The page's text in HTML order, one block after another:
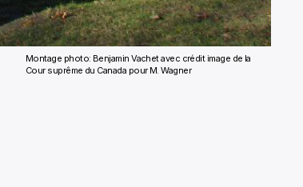
Montage photo: Benjamin Vachet avec crédit image de la
Cour suprême du Canada pour M. Wagner